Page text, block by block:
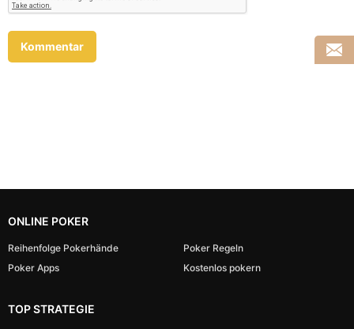
ONLINE POKER
Reihenfolge Pokerhände
Poker Apps
Poker Regeln
Kostenlos pokern
TOP STRATEGIE